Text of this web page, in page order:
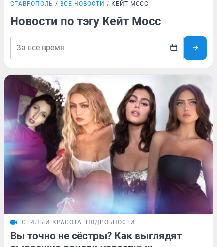
СТАВРОПОЛЬ ВСЕ НОВОСТИ КЕЙТ МОСС
Новости по тэгу Кейт Мосс
СТИЛЬ И КРАСОТА ПОДРОБНОСТИ
Вы точно не сёстры? Как выглядят